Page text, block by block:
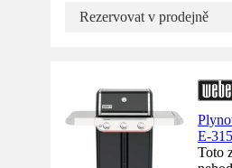
Rezervovat v prodejně
E-
Toto